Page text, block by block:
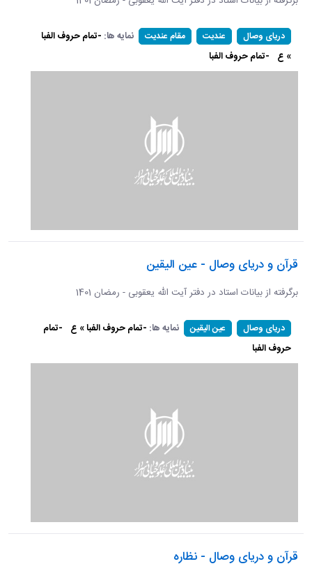
دریای وصال عندیت مقام عندیت نمایه ها: -تمام حروف الفبا
» ع -تمام حروف الفبا
قرآن و دریای وصال - عین الیقین
برگرفته از بیانات استاد در دفتر آیت الله یعقوبی - رمضان 1401
دریای وصال عین الیقین نمایه ها: -تمام حروف الفبا » ع -تمام
حروف الفبا
قرآن و دریای وصال - نظاره